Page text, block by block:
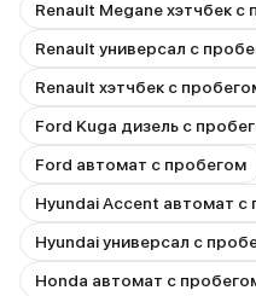
Renault Megane хэтчбек с
Renault универсал с
Renault хэтчбек с
Ford Kuga дизель с
Ford автомат с пробегом
Hyundai Accent автомат с
Hyundai универсал с
Honda автомат с